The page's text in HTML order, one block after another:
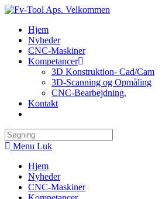
Skip
contentHjem
Nyheder
CNC-Maskiner
Kompetancer
3D Konstruktion- Cad/Cam
3D-Scanning og Opmåling
CNC-Bearbejdning.
Kontakt
search
Menu Luk
Hjem
Nyheder
CNC-Maskiner